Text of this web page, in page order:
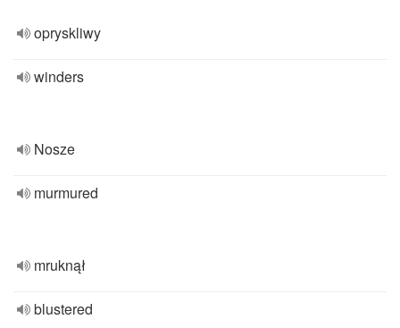
opryskliwy
winders
Nosze
murmured
mruknął
blustered